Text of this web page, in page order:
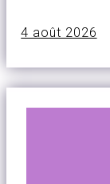
4 août 2026